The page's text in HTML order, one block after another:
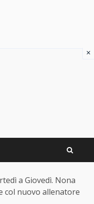
a Giovedì. Nona
col nuovo allenatore
×